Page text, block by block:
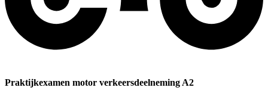
Praktijkexamen motor verkeersdeelneming A2